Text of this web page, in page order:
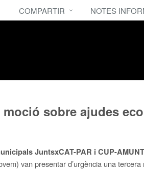
COMPARTIR NOTES
sobre ajudes
JuntsxCAT-PAR i CUP-
van presentar d’urgència una